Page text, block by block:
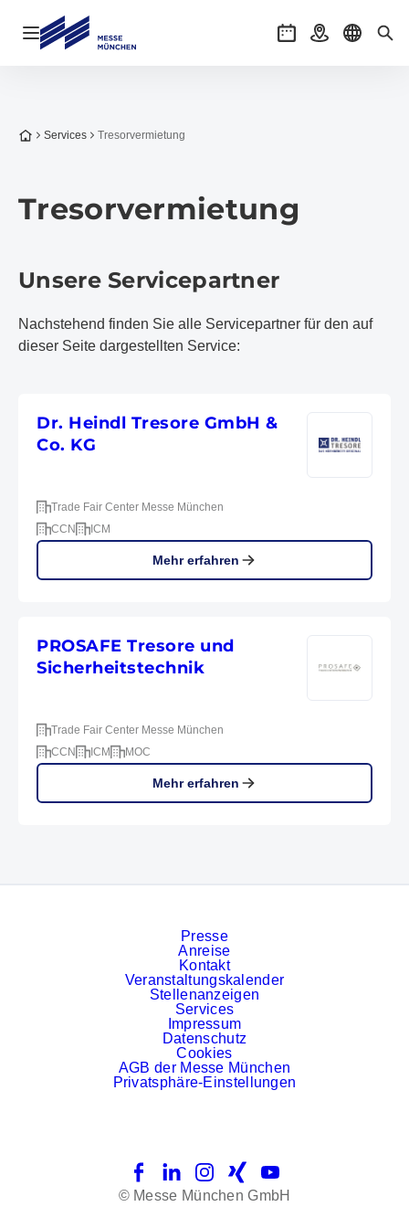
Navigation öffnen Veranstaltungen
AnreiseSprache
Zur Startseite
Services Tresorvermietung
Tresorvermietung
Unsere Servicepartner
Nachstehend finden Sie alle Servicepartner für den auf
dieser Seite dargestellten Service:
Dr. Heindl Tresore GmbH &
Co. KG
Trade Fair Center Messe München
CCN
ICM
Mehr erfahren
PROSAFE Tresore und
Sicherheitstechnik
Trade Fair Center Messe München
CCN
ICM MOC
Mehr erfahren
Presse
Anreise
Kontakt
Veranstaltungskalender
Stellenanzeigen
Services
Impressum
Datenschutz
Cookies
AGB der Messe München
Privatsphäre-Einstellungen
FacebookLinkedInInstagram
Xing
YouTube
© Messe München GmbH